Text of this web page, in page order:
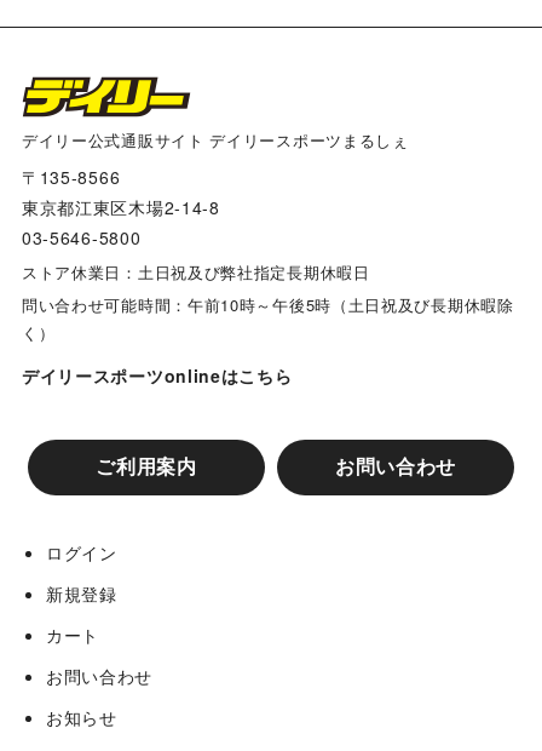
デイリー公式通販サイト デイリースポーツまるしぇ
〒135-8566
東京都江東区木場2-14-8
03-5646-5800
ストア休業日：土日祝及び弊社指定長期休暇日
問い合わせ可能時間：午前10時～午後5時（土日祝及び長期休暇除
く）
デイリースポーツonlineはこちら
ご利用案内 お問い合わせ
ログイン
新規登録
カート
お問い合わせ
お知らせ